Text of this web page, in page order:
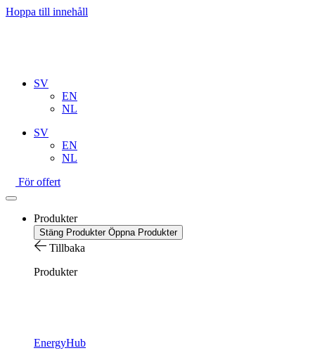
Hoppa till innehåll
SV
EN
NL
SV
EN
NL
För offert
Produkter
Stäng Produkter Öppna Produkter
Tillbaka
Produkter
EnergyHub